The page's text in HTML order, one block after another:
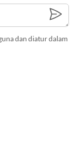
dan diatur dalam